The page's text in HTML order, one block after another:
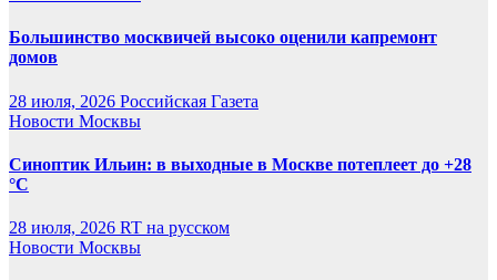
Большинство москвичей высоко оценили капремонт
домов
28 июля, 2026 Российская Газета
Новости Москвы
Синоптик Ильин: в выходные в Москве потеплеет до +28
°C
28 июля, 2026 RT на русском
Новости Москвы